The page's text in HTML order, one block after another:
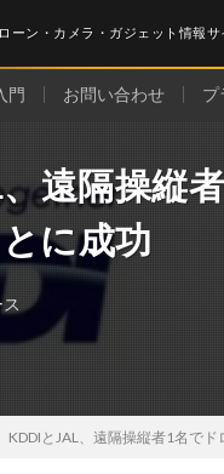
ローン・カメラ・ガジェット情報サ
門 お問い合わせ プ
遠隔操縦
に成功
KDDIとJAL、遠隔操縦者1名で